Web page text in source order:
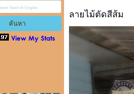
View My Stats
ลายไม้ตัดสีส้ม